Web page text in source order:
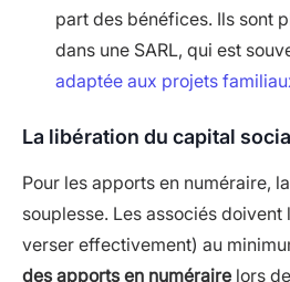
part des bénéfices. Ils sont
dans une SARL, qui est
adaptée aux projets
La libération du capital
Pour les apports en numéraire,
souplesse. Les associés
verser effectivement) au
des apports en numéraire lors